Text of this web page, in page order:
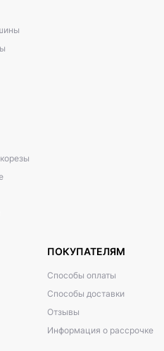
ПОКУПАТЕЛЯМ
Способы оплаты
Способы доставки
Отзывы
Информация о рассрочке